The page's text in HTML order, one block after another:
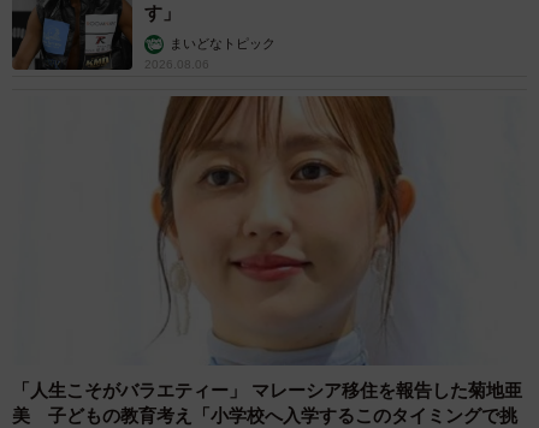
す」
まいどなトピック
2026.08.06
「人生こそがバラエティー」 マレーシア移住を報告した菊地亜
美 子どもの教育考え「小学校へ入学するこのタイミングで挑